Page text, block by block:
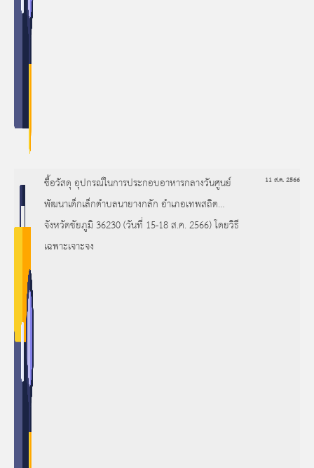
ซื้อวัสดุ อุปกรณ์ในการประกอบอาหารกลางวันศูนย์
พัฒนาเด็กเล็กตำบลนายางกลัก อำเภอเทพสถิต
จังหวัดชัยภูมิ 36230 (วันที่ 15-18 ส.ค. 2566) โดยวิธี
เฉพาะเจาะจง
11 ส.ค. 2566